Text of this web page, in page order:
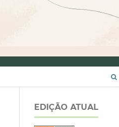
EDIÇÃO ATUAL